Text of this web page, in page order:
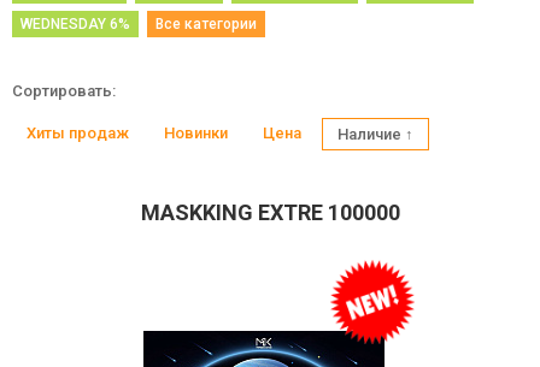
WEDNESDAY 6%
Все категории
Сортировать:
Хиты продаж Новинки Цена Наличие ↑
MASKKING EXTRE 100000